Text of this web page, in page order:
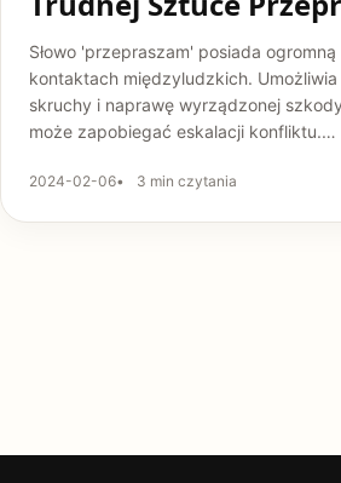
Słowo 'przepraszam' posiada
kontaktach międzyludzkich.
skruchy i naprawę wyrządzonej
może zapobiegać eskalacji konfliktu.…
2024-02-06 3 min czytania